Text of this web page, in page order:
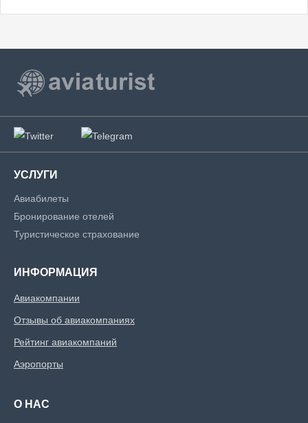
УСЛУГИ
Авиабилеты
Бронирование отелей
Туристическое страхование
ИНФОРМАЦИЯ
Авиакомпании
Отзывы об авиакомпаниях
Рейтинг авиакомпаний
Аэропорты
О НАС